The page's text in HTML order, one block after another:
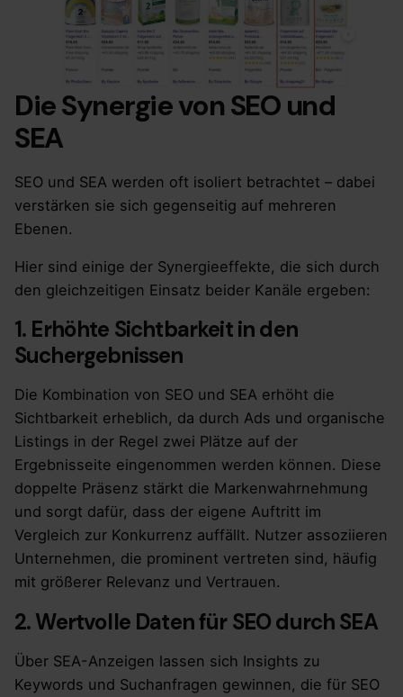
Die Synergie von SEO und
SEA
SEO und SEA werden oft isoliert betrachtet – dabei
verstärken sie sich gegenseitig auf mehreren
Ebenen.
Hier sind einige der Synergieeffekte, die sich durch
den gleichzeitigen Einsatz beider Kanäle ergeben:
1. Erhöhte Sichtbarkeit in den
Suchergebnissen
Die Kombination von SEO und SEA erhöht die
Sichtbarkeit erheblich, da durch Ads und organische
Listings in der Regel zwei Plätze auf der
Ergebnisseite eingenommen werden können. Diese
doppelte Präsenz stärkt die Markenwahrnehmung
und sorgt dafür, dass der eigene Auftritt im
Vergleich zur Konkurrenz auffällt. Nutzer assoziieren
Unternehmen, die prominent vertreten sind, häufig
mit größerer Relevanz und Vertrauen.
2. Wertvolle Daten für SEO durch SEA
Über SEA-Anzeigen lassen sich Insights zu
Keywords und Suchanfragen gewinnen, die für SEO